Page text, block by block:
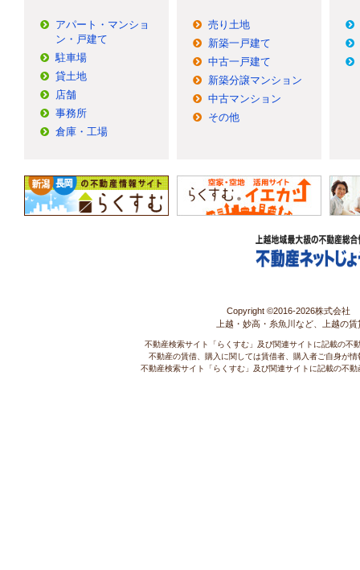
アパート・マンショ
ン・戸建て
駐車場
貸土地
店舗
事務所
倉庫・工場
売り土地
新築一戸建て
中古一戸建て
新築分譲マンション
中古マンション
その他
Copyright ©2016-2026株式会社
上越・妙高・糸魚川など、上越の
不動産検索サイト「らくすむ」及び関連サイトに記載の不
不動産の賃借、購入に関しては賃借者、購入者ご自身が
不動産検索サイト「らくすむ」及び関連サイトに記載の不